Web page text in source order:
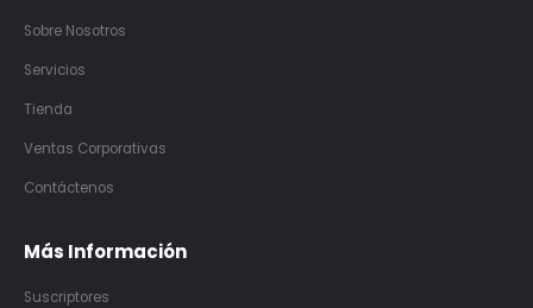
Sobre Nosotros
Servicios
Tienda
Ventas Corporativas
Contáctenos
Más Información
Suscriptores